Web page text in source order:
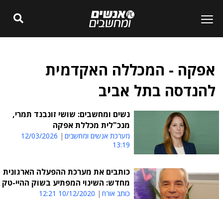
אפקה - המכללה האקדמית
להנדסה בתל אביב
נשים ומחשבים: שושי זונבנד תמרי,
מנכ"לית מכללת אפקה
מערכת אנשים ומחשבים
12/03/2026
13:19
כותבים את מערכת ההפעלה הארגונית
מחדש: השינוי המפתיע בשוק ההיי-טק
כותב אורח 10/12/2020 12:21